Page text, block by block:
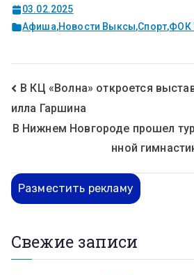
03.02.2025
Афиша,Новости Выксы,Спорт,ФОК
В КЦ «Волна» откроется
илла Гаршина
В Нижнем Новгороде прошел
нной
Разместить рекламу
Свежие записи